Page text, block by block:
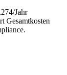
/Jahr
Gesamtkosten